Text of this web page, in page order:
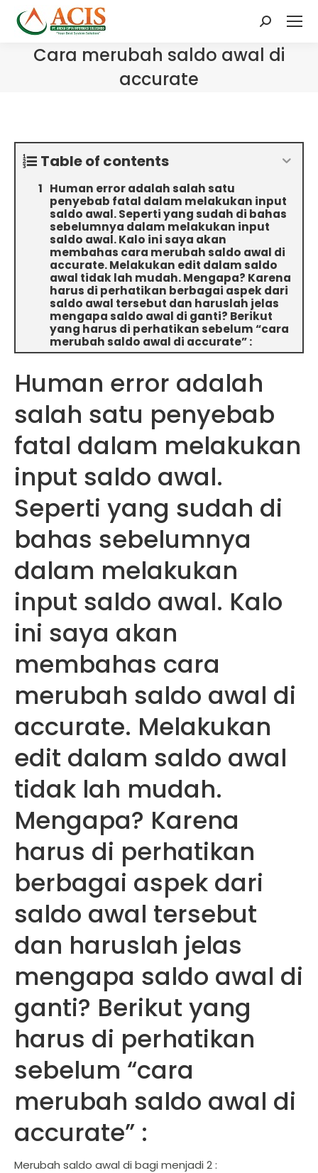
Search:
Cara merubah saldo awal di
accurate
Table of contents
Human error adalah salah satu
penyebab fatal dalam melakukan input
saldo awal. Seperti yang sudah di bahas
sebelumnya dalam melakukan input
saldo awal. Kalo ini saya akan
membahas cara merubah saldo awal di
accurate. Melakukan edit dalam saldo
awal tidak lah mudah. Mengapa? Karena
harus di perhatikan berbagai aspek dari
saldo awal tersebut dan haruslah jelas
mengapa saldo awal di ganti? Berikut
yang harus di perhatikan sebelum “cara
merubah saldo awal di accurate” :
Human error adalah
salah satu penyebab
fatal dalam melakukan
input saldo awal.
Seperti yang sudah di
bahas sebelumnya
dalam melakukan
input saldo awal. Kalo
ini saya akan
membahas cara
merubah saldo awal di
accurate. Melakukan
edit dalam saldo awal
tidak lah mudah.
Mengapa? Karena
harus di perhatikan
berbagai aspek dari
saldo awal tersebut
dan haruslah jelas
mengapa saldo awal di
ganti? Berikut yang
harus di perhatikan
sebelum “cara
merubah saldo awal di
accurate” :
Merubah saldo awal di bagi menjadi 2 :